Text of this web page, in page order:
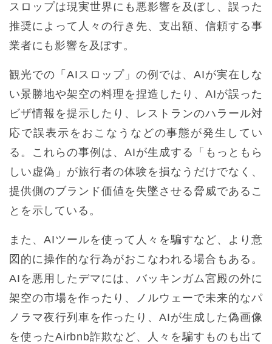
スロップは現実世界にも悪影響を及ぼし、誤った
推奨によって人々の行き先、支出額、信頼する事
業者にも影響を及ぼす。
観光での「AIスロップ」の例では、AIが実在しな
い景勝地や架空の料理を捏造したり、AIが誤った
ビザ情報を提示したり、レストランのハラール対
応で誤表示をおこなうなどの事態が発生してい
る。これらの事例は、AIが生成する「もっともら
しい虚偽」が旅行者の体験を損なうだけでなく、
提供側のブランド価値を失墜させる脅威であるこ
とを示している。
また、AIツールを使って人々を騙すなど、より意
図的に操作的な行為がおこなわれる場合もある。
AIを悪用したデマには、バッキンガム宮殿の外に
架空の市場を作ったり、ノルウェーで未来的なパ
ノラマ夜行列車を作ったり、AIが生成した偽画像
を使ったAirbnb詐欺など、人々を騙すものも出て